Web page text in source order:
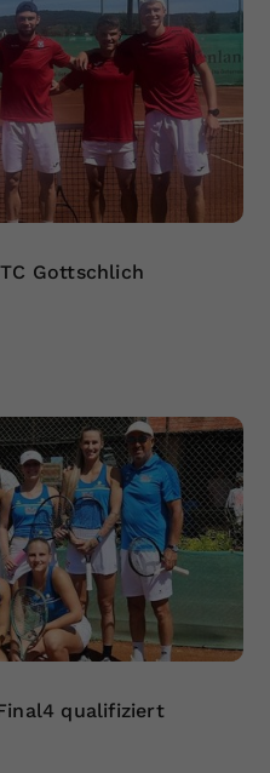
Gottschlich
qualifiziert